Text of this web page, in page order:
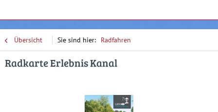
Übersicht Radfahren
Radkarte Erlebnis Kanal